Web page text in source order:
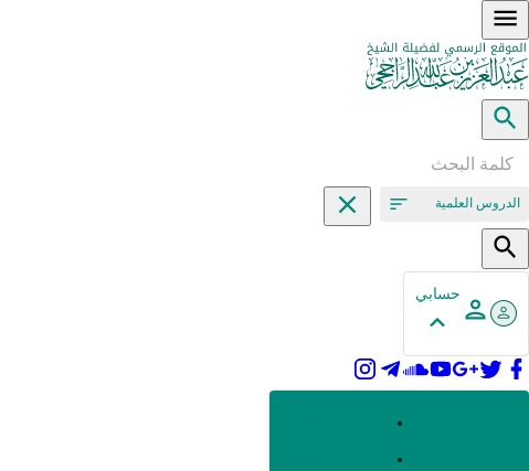
الدروس العلمية
حسابي